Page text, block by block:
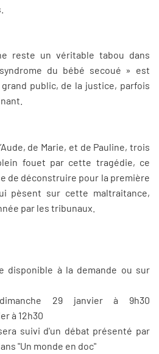
reste un véritable tabou dans
du bébé secoué » est
public, de la justice, parfois
de Marie, et de Pauline, trois
fouet par cette tragédie, ce
de déconstruire pour la première
pèsent sur cette maltraitance,
par les tribunaux.
disponible à la demande ou sur
29 janvier à 9h30
à 12h30
suivi d'un débat présenté par
"Un monde en doc"